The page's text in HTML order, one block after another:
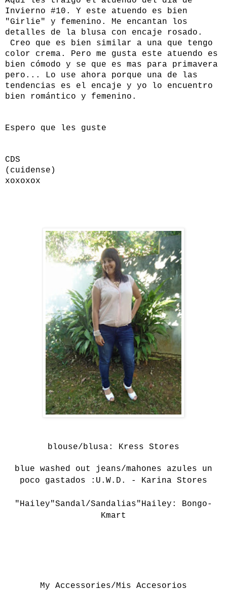
Invierno #10. Y este atuendo es bien
"Girlie" y femenino. Me encantan los
detalles de la blusa con encaje rosado.
Creo que es bien similar a una que tengo
color crema. Pero me gusta este atuendo es
bien cómodo y se que es mas para primavera
pero... Lo use ahora porque una de las
tendencias es el encaje y yo lo encuentro
bien romántico y femenino.
Espero que les guste
CDS
(cuidense)
xoxoxox
blouse/blusa: Kress Stores
blue washed out jeans/mahones azules un
poco gastados :U.W.D. - Karina Stores
"Hailey"Sandal/Sandalias"Hailey: Bongo-
Kmart
My Accessories/Mis Accesorios